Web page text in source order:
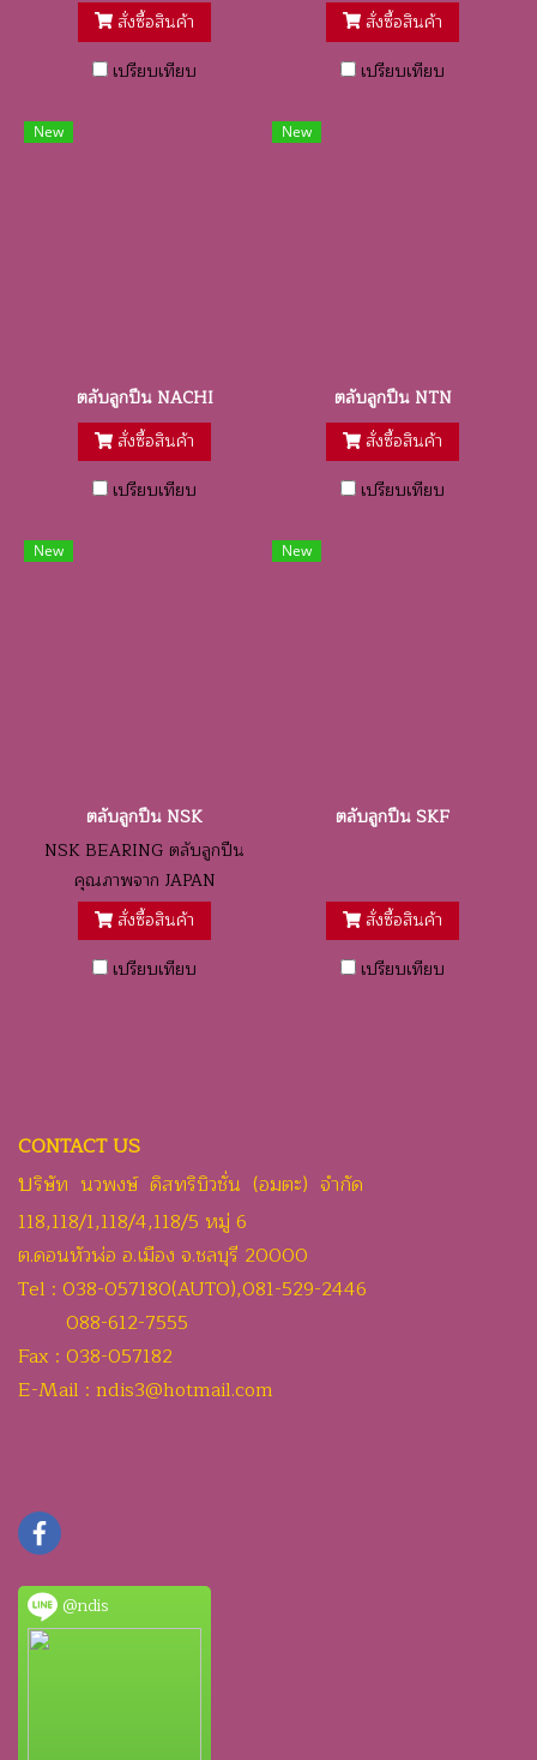
สั่งซื้อสินค้า
เปรียบเทียบ
สั่งซื้อสินค้า
เปรียบเทียบ
New
ตลับลูกปืน NACHI
สั่งซื้อสินค้า
เปรียบเทียบ
New
ตลับลูกปืน NTN
สั่งซื้อสินค้า
เปรียบเทียบ
New
ตลับลูกปืน NSK
NSK BEARING ตลับลูกปืน
คุณภาพจาก JAPAN
สั่งซื้อสินค้า
เปรียบเทียบ
New
ตลับลูกปืน SKF
สั่งซื้อสินค้า
เปรียบเทียบ
CONTACT US
บริษัท นวพงษ์ ดิสทริบิวชั่น (อมตะ) จำกัด
118,118/1,118/4,118/5 หมู่ 6
ต.ดอนหัวฬ่อ อ.เมือง จ.ชลบุรี 20000
Tel : 038-057180(AUTO),081-529-2446
088-612-7555
Fax : 038-057182
E-Mail : ndis3@hotmail.com
@ndis